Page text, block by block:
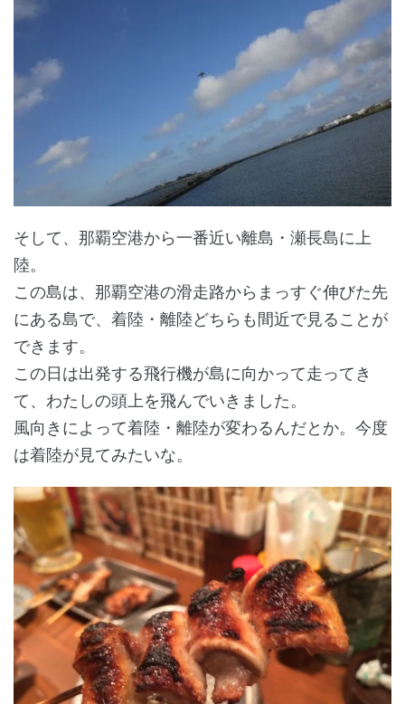
そして、那覇空港から一番近い離島・瀬長島に上
陸。
この島は、那覇空港の滑走路からまっすぐ伸びた先
にある島で、着陸・離陸どちらも間近で見ることが
できます。
この日は出発する飛行機が島に向かって走ってき
て、わたしの頭上を飛んでいきました。
風向きによって着陸・離陸が変わるんだとか。今度
は着陸が見てみたいな。